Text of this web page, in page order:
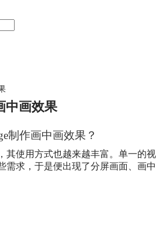
中画效果
制作画中画效果 ？
其使用方式也越来越丰富。单一的视
需求，于是便出现了分屏画面、画中